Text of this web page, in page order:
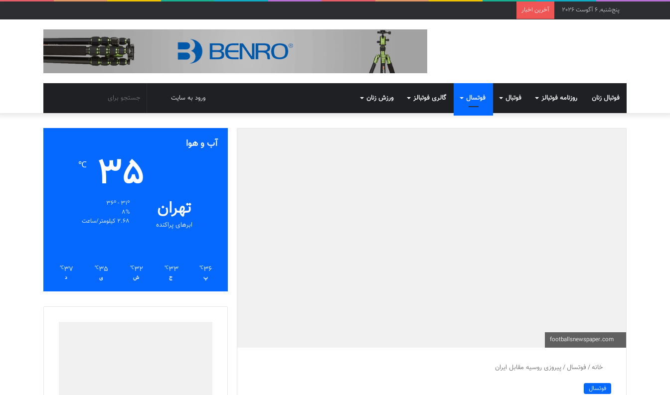
پنج‌شنبه, 6 آگوست 2026 آخرین اخبار
فوتبال زنان روزنامه فوتبالز فوتبال فوتسال گالری فوتبالز ورزش زنان
برای
تغییر
پوسته
ورود به سایت
خانه/ فوتسال/پیروزی روسیه مقابل ایران
فوتسال
آب و هوا
تهران
ابرهای پراکنده
35
℃
36º - 31º
8%
2.68 کیلومتر/ساعت
36
℃
پ
33
℃
ج
32
℃
ش
35
℃
ی
37
℃
د